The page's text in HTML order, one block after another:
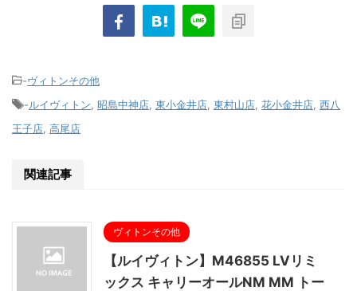
-ヴィトンその他
-ルイヴィトン 昭島中神店 東小金井店 東村山店 花小金井店 西八
王子店 高尾店
関連記事
ヴィトンその他
【ルイヴィトン】M46855 LVリミ
ックス キャリーオールNM MM トー